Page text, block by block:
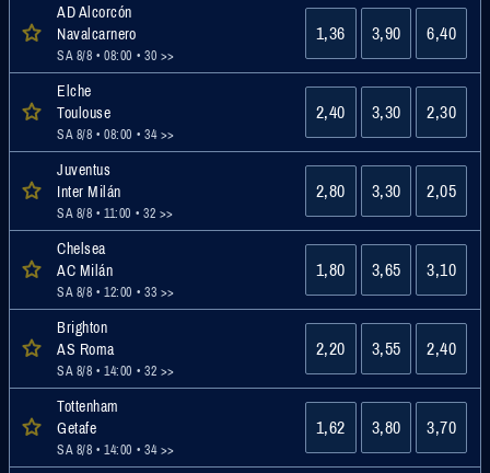
AD Alcorcón
Navalcarnero
SA 8/8 • 08:00 • 30 >>
1,36 3,90 6,40
Elche
Toulouse
SA 8/8 • 08:00 • 34 >>
2,40 3,30 2,30
Juventus
Inter Milán
SA 8/8 • 11:00 • 32 >>
2,80 3,30 2,05
Chelsea
AC Milán
SA 8/8 • 12:00 • 33 >>
1,80 3,65 3,10
Brighton
AS Roma
SA 8/8 • 14:00 • 32 >>
2,20 3,55 2,40
Tottenham
Getafe
SA 8/8 • 14:00 • 34 >>
1,62 3,80 3,70